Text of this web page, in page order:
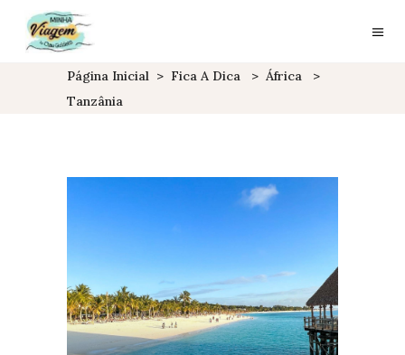
Página Inicial > Fica A Dica > África
>
Tanzânia